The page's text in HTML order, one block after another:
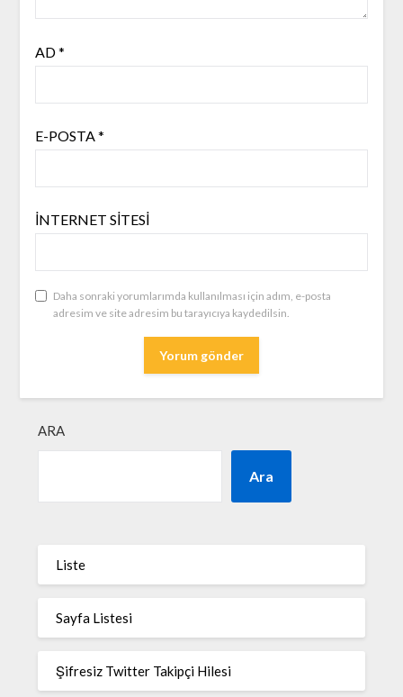
AD*
E-POSTA*
İNTERNET SITESI
Daha sonraki yorumlarımda kullanılması için adım, e-posta
adresim ve site adresim bu tarayıcıya kaydedilsin.
ARA
Ara
Liste
Sayfa Listesi
Şifresiz Twitter Takipçi Hilesi